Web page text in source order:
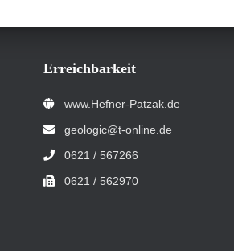
Erreichbarkeit
www.Hefner-Patzak.de
geologic@t-online.de
0621 / 567266
0621 / 562970